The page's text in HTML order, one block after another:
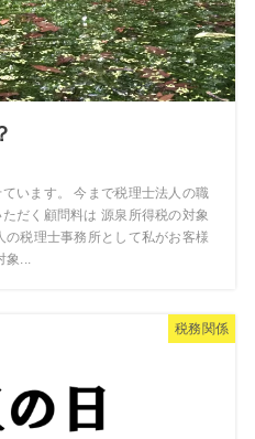
います。 今まで税理士法人の職
だく顧問料は 源泉所得税の対象
税理士事務所として私がお客様
...
税務関係